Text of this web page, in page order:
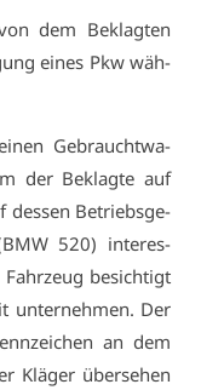
dem Be­klag­ten
ei­nes Pkw wäh­
Ge­braucht­wa­
der Be­klag­te auf
des­sen Be­triebs­ge­
520) in­ter­es­
be­sich­tigt
un­ter­neh­men. Der
an dem
Klä­ger über­se­hen